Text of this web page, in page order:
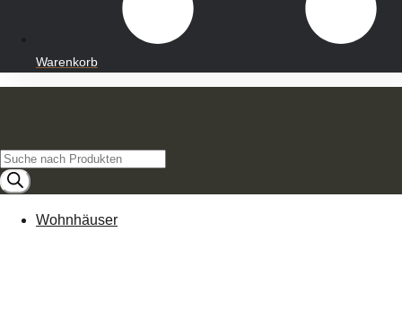
Warenkorb
Products
search
Wohnhäuser